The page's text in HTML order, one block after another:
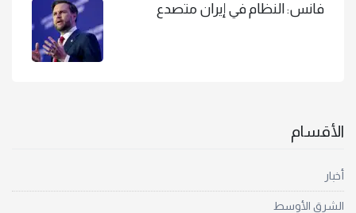
فانس: النظام في إيران متصدع
الأقسام
أخبار
الشرق الأوسط